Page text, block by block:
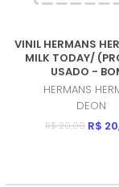
VINIL HERMANS
MILK TODAY/
USADO -
HERMANS
DEON
R$ 20,00 R$